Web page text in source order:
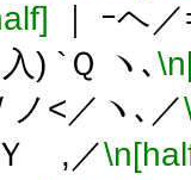
｜ ｰヘ
) `Ｑ ヽ､
<／ヽ､／
,／